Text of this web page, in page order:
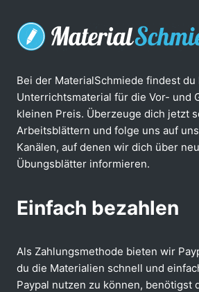
Bei der MaterialSchmiede findest
Unterrichtsmaterial für die Vor- und
kleinen Preis. Überzeuge dich jetzt
Arbeitsblättern und folge uns auf
Kanälen, auf denen wir dich über
Übungsblätter informieren.
Einfach bezahlen
Als Zahlungsmethode bieten wir
du die Materialien schnell und
Paypal nutzen zu können, benötigst